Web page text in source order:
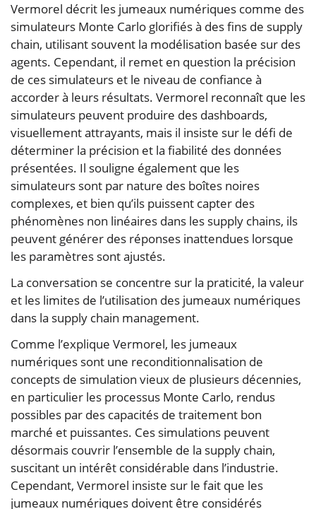
Vermorel décrit les jumeaux numériques comme des
simulateurs Monte Carlo glorifiés à des fins de supply
chain, utilisant souvent la modélisation basée sur des
agents. Cependant, il remet en question la précision
de ces simulateurs et le niveau de confiance à
accorder à leurs résultats. Vermorel reconnaît que les
simulateurs peuvent produire des dashboards,
visuellement attrayants, mais il insiste sur le défi de
déterminer la précision et la fiabilité des données
présentées. Il souligne également que les
simulateurs sont par nature des boîtes noires
complexes, et bien qu’ils puissent capter des
phénomènes non linéaires dans les supply chains, ils
peuvent générer des réponses inattendues lorsque
les paramètres sont ajustés.
La conversation se concentre sur la praticité, la valeur
et les limites de l’utilisation des jumeaux numériques
dans la supply chain management.
Comme l’explique Vermorel, les jumeaux
numériques sont une reconditionnalisation de
concepts de simulation vieux de plusieurs décennies,
en particulier les processus Monte Carlo, rendus
possibles par des capacités de traitement bon
marché et puissantes. Ces simulations peuvent
désormais couvrir l’ensemble de la supply chain,
suscitant un intérêt considérable dans l’industrie.
Cependant, Vermorel insiste sur le fait que les
jumeaux numériques doivent être considérés